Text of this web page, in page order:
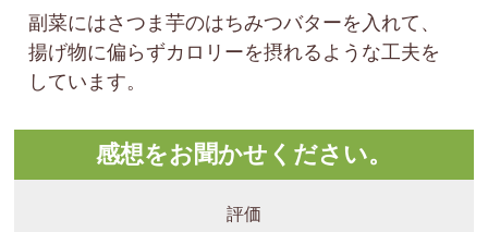
副菜にはさつま芋のはちみつバターを入れて、
揚げ物に偏らずカロリーを摂れるような工夫を
しています。
感想をお聞かせください。
評価